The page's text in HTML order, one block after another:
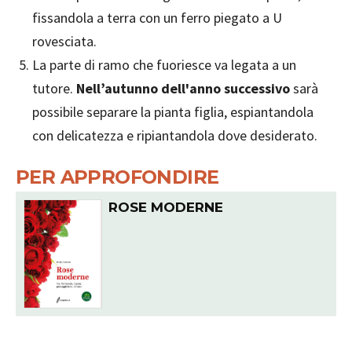
fissandola a terra con un ferro piegato a U
rovesciata.
La parte di ramo che fuoriesce va legata a un
tutore. Nell’autunno dell'anno successivosarà
possibile separare la pianta figlia, espiantandola
con delicatezza e ripiantandola dove desiderato.
PER APPROFONDIRE
ROSE MODERNE